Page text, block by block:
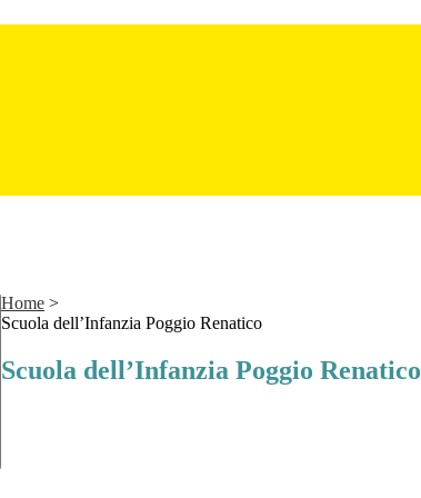
Home >
Scuola dell’Infanzia Poggio Renatico
Scuola dell’Infanzia Poggio Renatico